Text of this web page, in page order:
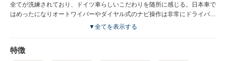
全てが洗練されており、ドイツ車らしいこだわりを随所に感じる。日本車で
はめったになりオートワイパーやダイヤル式のナビ操作は非常にドライバー
にとっては心地よく、ドライブに専念することができる。
▼全てを表示する
特徴